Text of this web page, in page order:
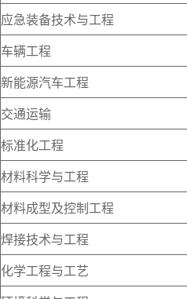
应急装备技术与工程
车辆工程
新能源汽车工程
交通运输
标准化工程
材料科学与工程
材料成型及控制工程
焊接技术与工程
化学工程与工艺